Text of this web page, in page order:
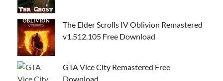
The Elder Scrolls IV Oblivion Remastered
v1.512.105 Free Download
GTA Vice City Remastered Free
Download